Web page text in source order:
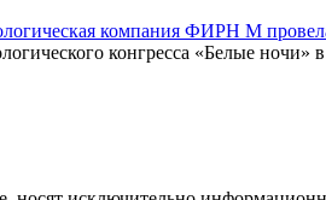
компания ФИРН М
конгресса «Белые ночи»